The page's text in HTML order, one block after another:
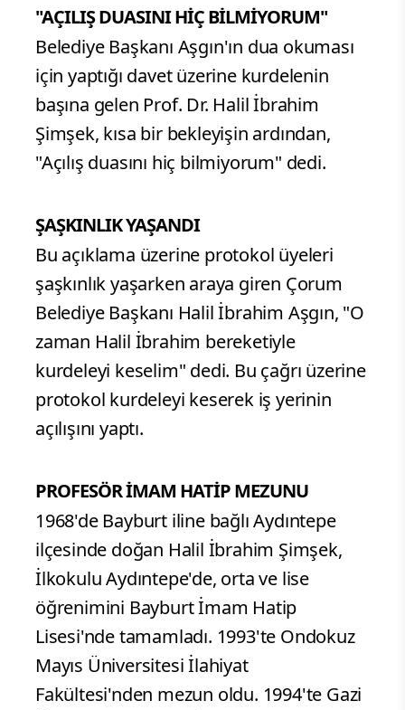
"AÇILIŞ DUASINI HİÇ BİLMİYORUM"
Belediye Başkanı Aşgın'ın dua okuması
için yaptığı davet üzerine kurdelenin
başına gelen Prof. Dr. Halil İbrahim
Şimşek, kısa bir bekleyişin ardından,
"Açılış duasını hiç bilmiyorum" dedi.
ŞAŞKINLIK YAŞANDI
Bu açıklama üzerine protokol üyeleri
şaşkınlık yaşarken araya giren Çorum
Belediye Başkanı Halil İbrahim Aşgın, "O
zaman Halil İbrahim bereketiyle
kurdeleyi keselim" dedi. Bu çağrı üzerine
protokol kurdeleyi keserek iş yerinin
açılışını yaptı.
PROFESÖR İMAM HATİP MEZUNU
1968'de Bayburt iline bağlı Aydıntepe
ilçesinde doğan Halil İbrahim Şimşek,
İlkokulu Aydıntepe'de, orta ve lise
öğrenimini Bayburt İmam Hatip
Lisesi'nde tamamladı. 1993'te Ondokuz
Mayıs Üniversitesi İlahiyat
Fakültesi'nden mezun oldu. 1994'te Gazi